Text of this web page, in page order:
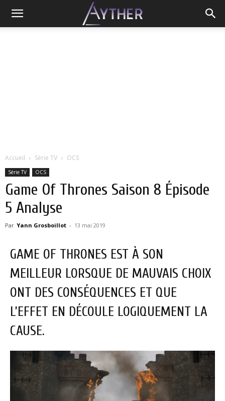
Accueil Série TV OCS
Série TV OCS
Game Of Thrones Saison 8 Épisode
5 Analyse
Par Yann Grosboillot - 13 mai 2019
GAME OF THRONES EST À SON
MEILLEUR LORSQUE DE MAUVAIS CHOIX
ONT DES CONSÉQUENCES ET QUE
L’EFFET EN DÉCOULE LOGIQUEMENT LA
CAUSE.